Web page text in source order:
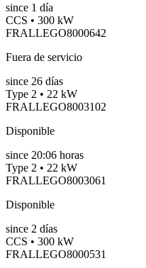
since 1 día
CCS • 300 kW
FRALLEGO8000642
Fuera de servicio
since 26 días
Type 2 • 22 kW
FRALLEGO8003102
Disponible
since 20:06 horas
Type 2 • 22 kW
FRALLEGO8003061
Disponible
since 2 días
CCS • 300 kW
FRALLEGO8000531